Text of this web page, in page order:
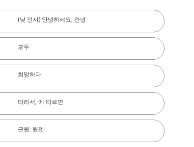
(낮 인사) 안녕하세요; 안녕
모두
희망하다
따라서; 에 따르면
근원; 원인